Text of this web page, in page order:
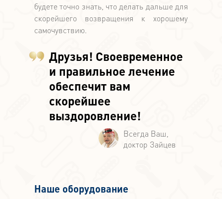
будете точно знать, что делать дальше для
скорейшего возвращения к хорошему
самочувствию.
Друзья! Своевременное
и правильное лечение
обеспечит вам
скорейшее
выздоровление!
Наше оборудование